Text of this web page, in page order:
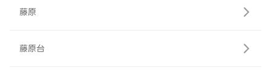
藤原
藤原台